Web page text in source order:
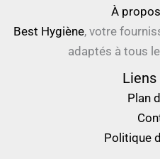
À
Best Hygiène, votre
adaptés à tous
Plan
Politique